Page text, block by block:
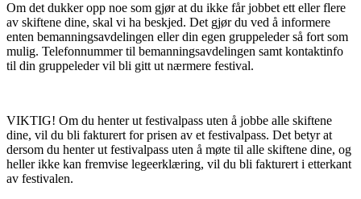
Om det dukker opp noe som gjør at du ikke får jobbet ett eller flere
av skiftene dine, skal vi ha beskjed. Det gjør du ved å informere
enten bemanningsavdelingen eller din egen gruppeleder så fort som
mulig. Telefonnummer til bemanningsavdelingen samt kontaktinfo
til din gruppeleder vil bli gitt ut nærmere festival.
VIKTIG! Om du henter ut festivalpass uten å jobbe alle skiftene
dine, vil du bli fakturert for prisen av et festivalpass. Det betyr at
dersom du henter ut festivalpass uten å møte til alle skiftene dine, og
heller ikke kan fremvise legeerklæring, vil du bli fakturert i etterkant
av festivalen.